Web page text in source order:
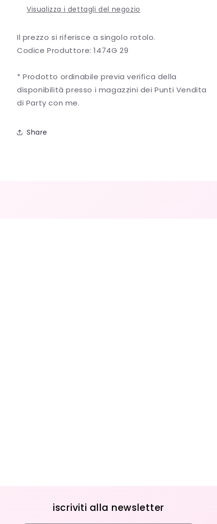
Visualizza i dettagli del negozio
Il prezzo si riferisce a singolo rotolo.
Codice Produttore: 1474G 29
* Prodotto ordinabile previa verifica della
disponibilità presso i magazzini dei Punti Vendita
di Party con me.
Share
iscriviti alla newsletter